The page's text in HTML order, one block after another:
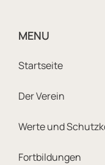
MENU
Footer
Startseite
Der Verein
Werte und
Fortbildungen